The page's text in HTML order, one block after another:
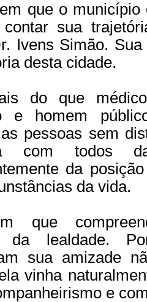
que o
contar sua
Ivens Simão.
desta cidade.
do que
e homem
pessoas sem
com todos
da
da vida.
que
da lealdade.
sua amizade
vinha
e